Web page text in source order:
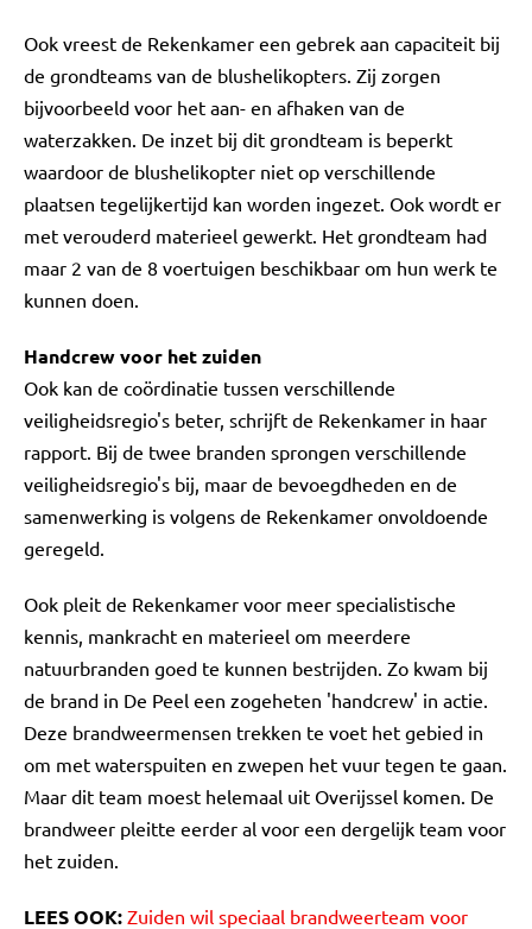
Ook vreest de Rekenkamer een gebrek aan capaciteit bij
de grondteams van de blushelikopters. Zij zorgen
bijvoorbeeld voor het aan- en afhaken van de
waterzakken. De inzet bij dit grondteam is beperkt
waardoor de blushelikopter niet op verschillende
plaatsen tegelijkertijd kan worden ingezet. Ook wordt er
met verouderd materieel gewerkt. Het grondteam had
maar 2 van de 8 voertuigen beschikbaar om hun werk te
kunnen doen.
Handcrew voor het zuiden
Ook kan de coördinatie tussen verschillende
veiligheidsregio's beter, schrijft de Rekenkamer in haar
rapport. Bij de twee branden sprongen verschillende
veiligheidsregio's bij, maar de bevoegdheden en de
samenwerking is volgens de Rekenkamer onvoldoende
geregeld.
Ook pleit de Rekenkamer voor meer specialistische
kennis, mankracht en materieel om meerdere
natuurbranden goed te kunnen bestrijden. Zo kwam bij
de brand in De Peel een zogeheten 'handcrew' in actie.
Deze brandweermensen trekken te voet het gebied in
om met waterspuiten en zwepen het vuur tegen te gaan.
Maar dit team moest helemaal uit Overijssel komen. De
brandweer pleitte eerder al voor een dergelijk team voor
het zuiden.
LEES OOK: Zuiden wil speciaal brandweerteam voor